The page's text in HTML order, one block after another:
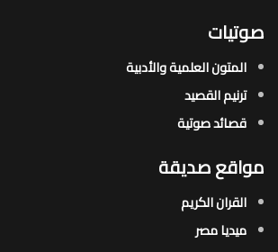
صوتيات
المتون العلمية والأدبية
ترنيم القصيد
قصائد صوتية
مواقع صديقة
القران الكريم
ميديا مصر